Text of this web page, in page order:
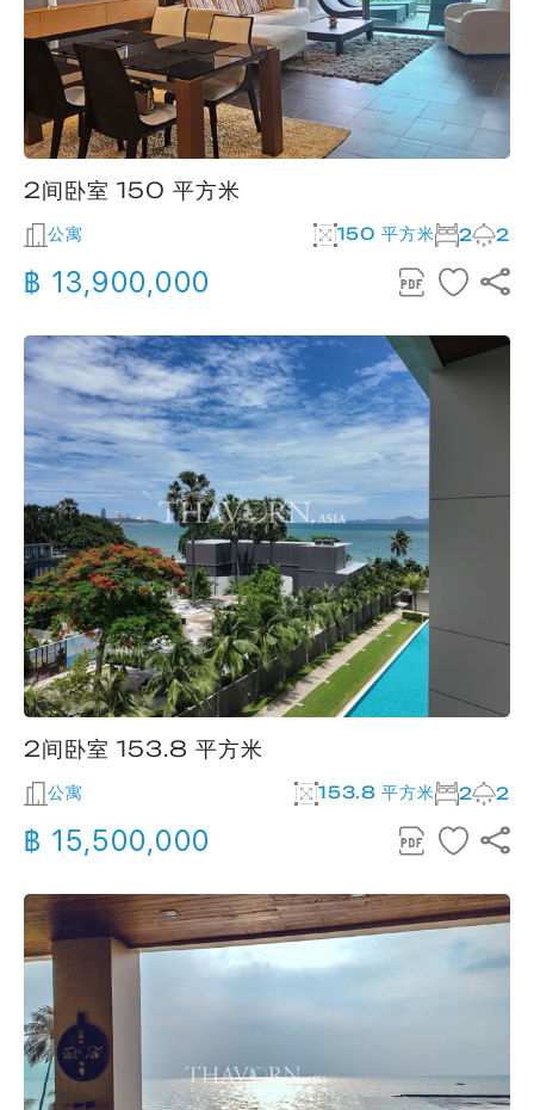
2间卧室 150 平方米
公寓 150 平方米 2 2
฿ 13,900,000
2间卧室 153.8 平方米
公寓 153.8 平方米 2 2
฿ 15,500,000